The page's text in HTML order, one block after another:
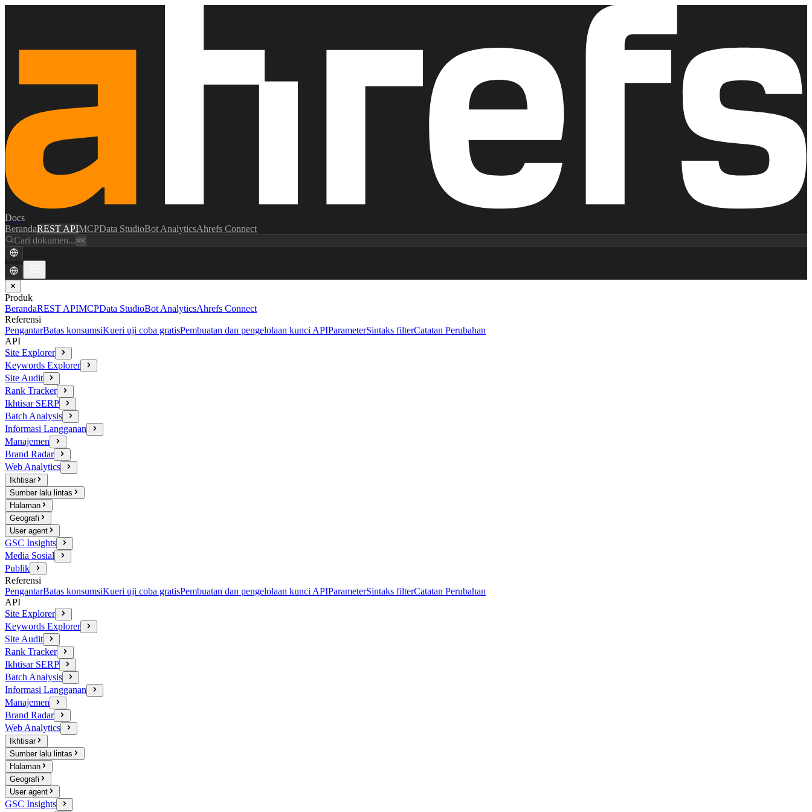
Docs
BerandaREST APIMCPData StudioBot AnalyticsAhrefs Connect
Cari dokumen...⌘K
✕
Produk
BerandaREST APIMCPData StudioBot AnalyticsAhrefs Connect
Referensi
PengantarBatas konsumsiKueri uji coba gratisPembuatan dan pengelolaan kunci APIParameterSintaks filterCatatan Perubahan
API
Site Explorer
Keywords Explorer
Site Audit
Rank Tracker
Ikhtisar SERP
Batch Analysis
Informasi Langganan
Manajemen
Brand Radar
Web Analytics
Ikhtisar
Sumber lalu lintas
Halaman
Geografi
User agent
GSC Insights
Media Sosial
Publik
Referensi
PengantarBatas konsumsiKueri uji coba gratisPembuatan dan pengelolaan kunci APIParameterSintaks filterCatatan Perubahan
API
Site Explorer
Keywords Explorer
Site Audit
Rank Tracker
Ikhtisar SERP
Batch Analysis
Informasi Langganan
Manajemen
Brand Radar
Web Analytics
Ikhtisar
Sumber lalu lintas
Halaman
Geografi
User agent
GSC Insights